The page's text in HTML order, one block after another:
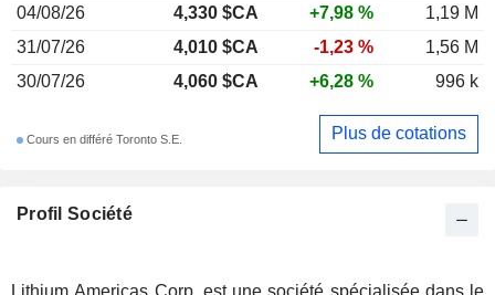
Profil Société
Lithium Americas Corp. est une société spécialisée dans le
04/08/26
4,330 $CA +7,98 %
1,19 M
31/07/26
4,010 $CA -1,23 %
1,56 M
30/07/26
4,060 $CA +6,28 % 996 k
Cours en différé Toronto S.E. Plus de cotations